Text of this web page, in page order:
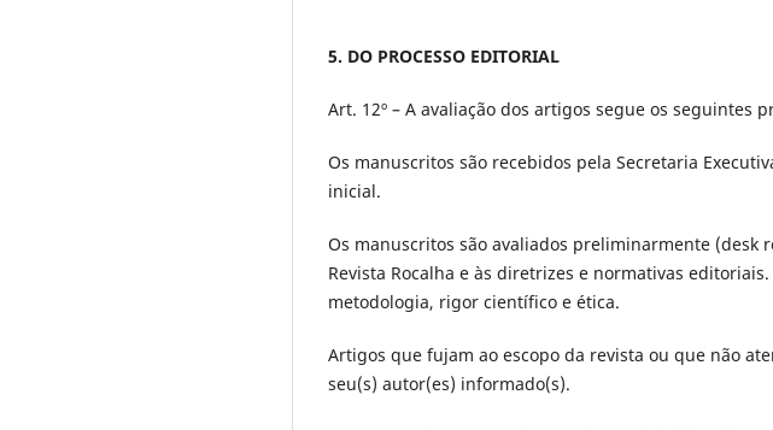
5. DO PROCESSO EDITORIAL
Art. 12º – A avaliação dos artigos segue os seguintes
Os manuscritos são recebidos pela Secretaria
inicial.
Os manuscritos são avaliados preliminarmente (desk
Revista Rocalha e às diretrizes e normativas
metodologia, rigor científico e ética.
Artigos que fujam ao escopo da revista ou que não
seu(s) autor(es) informado(s).